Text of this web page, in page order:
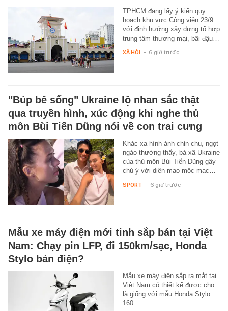
TPHCM đang lấy ý kiến quy
hoạch khu vực Công viên 23/9
với định hướng xây dựng tổ hợp
trung tâm thương mại, bãi đậu…
XÃ HỘI - 6 giờ trước
"Búp bê sống" Ukraine lộ nhan sắc thật
qua truyền hình, xúc động khi nghe thủ
môn Bùi Tiến Dũng nói về con trai cưng
Khác xa hình ảnh chỉn chu, ngọt
ngào thường thấy, bà xã Ukraine
của thủ môn Bùi Tiến Dũng gây
chú ý với diện mạo mộc mạc…
SPORT - 6 giờ trước
Mẫu xe máy điện mới tinh sắp bán tại Việt
Nam: Chạy pin LFP, đi 150km/sạc, Honda
Stylo bản điện?
Mẫu xe máy điện sắp ra mắt tại
Việt Nam có thiết kế được cho
là giống với mẫu Honda Stylo
160.